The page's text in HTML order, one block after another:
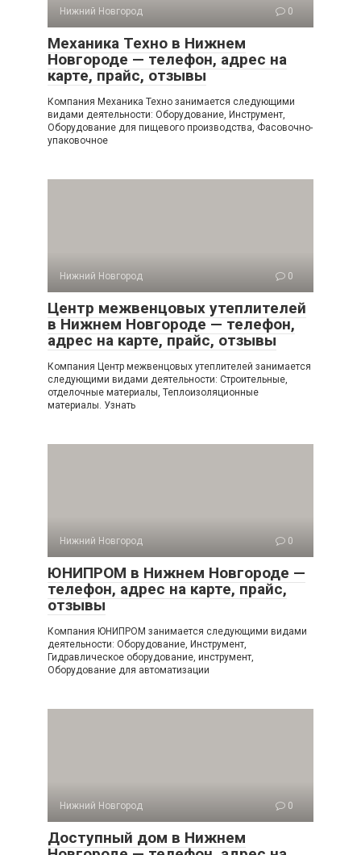
Нижний Новгород 0
Механика Техно в Нижнем
Новгороде — телефон, адрес на
карте, прайс, отзывы
Компания Механика Техно занимается следующими
видами деятельности: Оборудование, Инструмент,
Оборудование для пищевого производства, Фасовочно-
упаковочное
Нижний Новгород 0
Центр межвенцовых утеплителей
в Нижнем Новгороде — телефон,
адрес на карте, прайс, отзывы
Компания Центр межвенцовых утеплителей занимается
следующими видами деятельности: Строительные,
отделочные материалы, Теплоизоляционные
материалы. Узнать
Нижний Новгород 0
ЮНИПРОМ в Нижнем Новгороде —
телефон, адрес на карте, прайс,
отзывы
Компания ЮНИПРОМ занимается следующими видами
деятельности: Оборудование, Инструмент,
Гидравлическое оборудование, инструмент,
Оборудование для автоматизации
Нижний Новгород 0
Доступный дом в Нижнем